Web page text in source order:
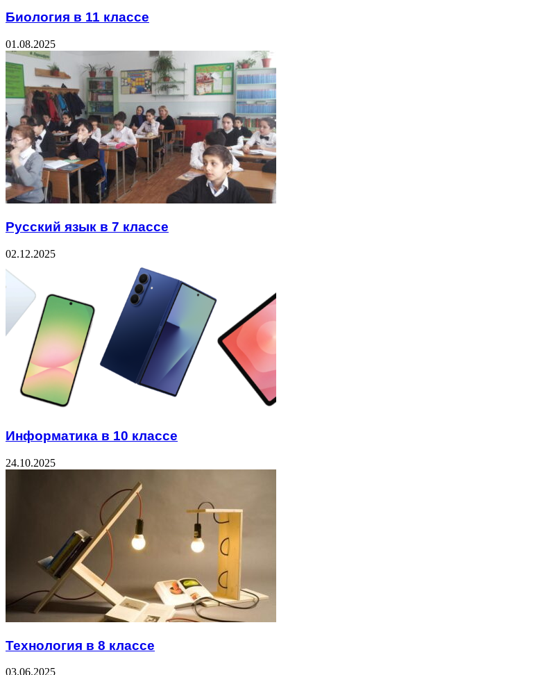
Биология в 11 классе
01.08.2025
Русский язык в 7 классе
02.12.2025
Информатика в 10 классе
24.10.2025
Технология в 8 классе
03.06.2025